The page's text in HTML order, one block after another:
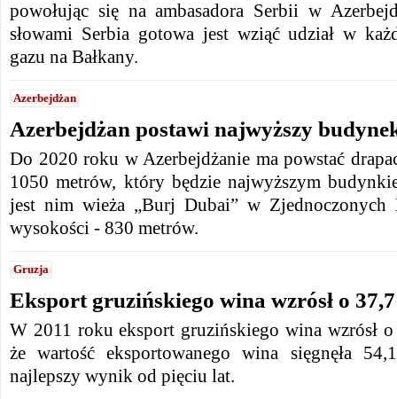
powołując się na ambasadora Serbii w
słowami Serbia gotowa jest wziąć udział w
gazu na Bałkany.
Azerbejdżan
Azerbejdżan postawi najwyższy
Do 2020 roku w Azerbejdżanie ma powstać
1050 metrów, który będzie najwyższym
jest nim wieża „Burj Dubai” w Zjednoczonych
wysokości - 830 metrów.
Gruzja
Eksport gruzińskiego wina wzrósł o
W 2011 roku eksport gruzińskiego wina wzrósł
że wartość eksportowanego wina sięgnęła
najlepszy wynik od pięciu lat.